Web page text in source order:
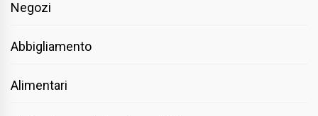
Negozi
Abbigliamento
Alimentari